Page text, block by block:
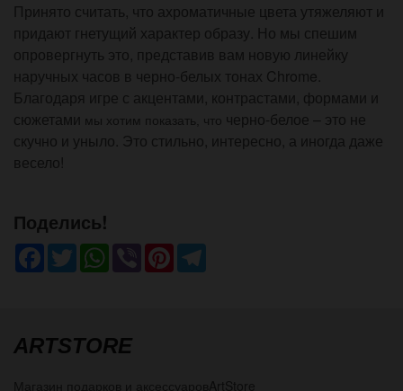
Принято считать, что ахроматичные цвета утяжеляют и
придают гнетущий характер образу. Но мы спешим
опровергнуть это, представив вам новую линейку
наручных часов в черно-белых тонах Chrome.
Благодаря игре с акцентами, контрастами, формами и
сюжетами мы хотим показать, что черно-белое – это не
скучно и уныло. Это стильно, интересно, а иногда даже
весело!
Поделись!
Facebook
TwitterWhatsApp
ViberPinterest
ARTSTORE